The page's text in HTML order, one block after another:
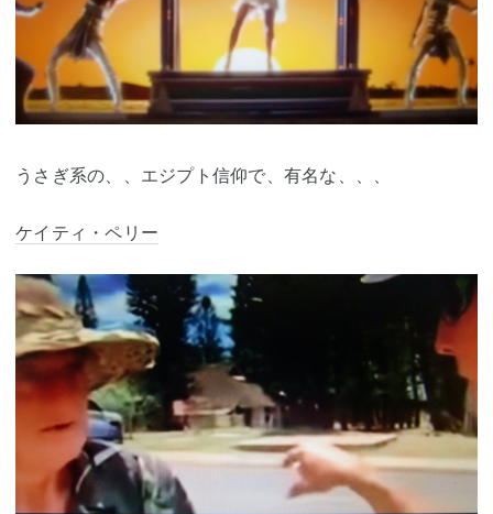
うさぎ系の、、エジプト信仰で、有名な、、、
ケイティ・ペリー